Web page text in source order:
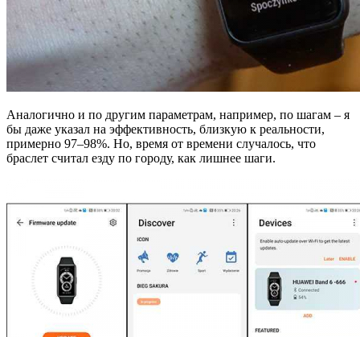
Аналогично и по другим параметрам, например, по шагам – я
бы даже указал на эффективность, близкую к реальности,
примерно 97–98%. Но, время от времени случалось, что
браслет считал езду по городу, как лишнее шаги.